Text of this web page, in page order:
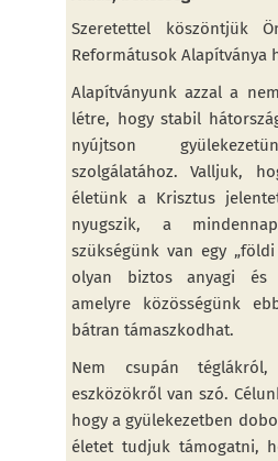
Szeretettel köszöntjük
Reformátusok Alapítványa
Alapítványunk azzal a
létre, hogy stabil
nyújtson
szolgálatához. Valljuk,
életünk a Krisztus
nyugszik, a
szükségünk van egy
olyan biztos anyagi és
amelyre közösségünk
bátran támaszkodhat.
Nem csupán
eszközökről van szó.
hogy a gyülekezetben
életet tudjuk támogatni,